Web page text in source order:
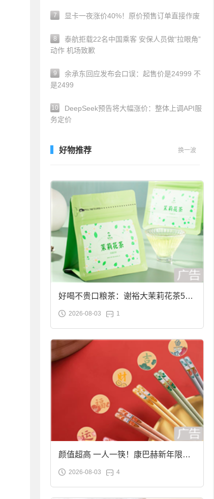
7 显卡一夜涨价40%！原价预售订单直接作废
8
泰航拒载22名中国乘客 安保人员做“拉眼角”
动作 机场致歉
9
余承东回应发布会口误：起售价是24999 不
是2499
10
DeepSeek预告将大幅涨价：整体上调API服
务定价
好物推荐 换一波
好喝不贵口粮茶：谢裕大茉莉花茶50g
袋装9.9元到手
2026-08-03 1
颜值超高 一人一筷！康巴赫新年限定
合金筷子大促：19.9元
2026-08-03 4